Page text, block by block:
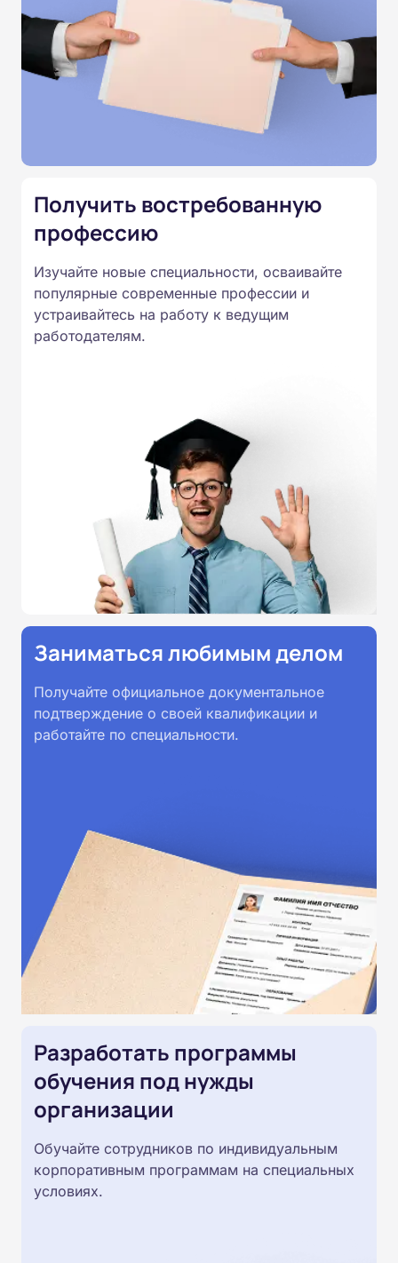
Программы наших курсов
соответствуют законодательству,
подтверждены лицензией
Подготовка ведется по всем
специальностям, утвержденным
Приказом Минпросвещения
России от 14.07.2023 N 534 в
соответствии с Федеральными
государственными
образовательными стандартами
профессионального образования.
принимаются работодателями по
всей России.
Получить востребованную
профессию
Изучайте новые специальности, осваивайте
популярные современные профессии и
устраивайтесь на работу к ведущим
работодателям.
Заниматься любимым делом
Получайте официальное документальное
подтверждение о своей квалификации и
работайте по специальности.
Разработать программы
обучения под нужды
организации
Обучайте сотрудников по индивидуальным
корпоративным программам на специальных
условиях.